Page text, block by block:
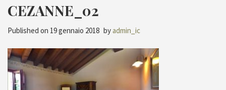
CEZANNE_02
Published on 19 gennaio 2018 byadmin_ic